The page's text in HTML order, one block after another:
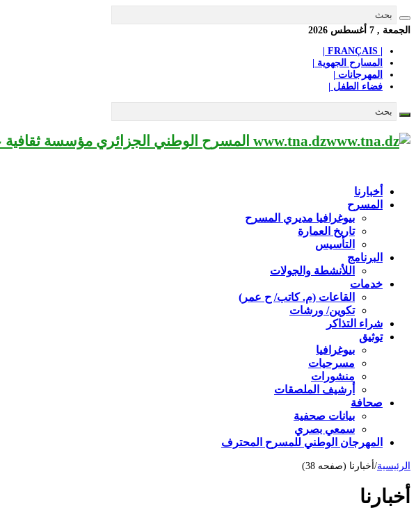
الجمعة , 7 أغسطس 2026
المسارح الجهوية |
المهرجانات |
فضاء الطفل |
www.tna.dz المسرح الوطني الجزائري مؤسسة ثقافية عريقة تابعة لوزارة الثقافة-الجزائر، يحمل اسم العميد «محي الدين بشطارزي».
أخبارنا
المسرح
بيوغرافيا مديري المسرح
تاريخ العمارة
التأسيس
البرنامج
اللأنشطة والجولات
خدمات
القاعات (م. كاتب/ ح عمر)
تكوين/ ورشات
شراء التذاكر
توثيق
بيوغرافيا
مسرحيات
منشورات
أرشيف الملصقات
صحافة
بيانات صحفية
سمعي بصري
المهرجان الوطني للمسرح المحترف
الرئيسية/ أخبارنا (صفحه 38)
أخبارنا